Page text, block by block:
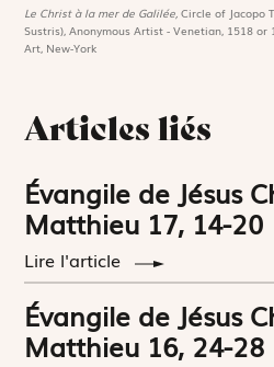
Le Christ à la mer de Galilée,Circle of Jacopo
Sustris), Anonymous Artist - Venetian, 1518
Art, New-York
Articles liés
Évangile de Jésus
Matthieu 17, 14-20
Lire l'article
Évangile de Jésus
Matthieu 16, 24-28